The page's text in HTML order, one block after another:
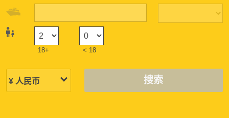
18+ < 18
搜索